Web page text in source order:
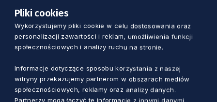
Zobacz również
Pliki cookies
Wykorzystujemy pliki cookie w celu dostosowania oraz
personalizacji zawartości i reklam, umożliwienia funkcji
społecznościowych i analizy ruchu na stronie.
Informacje dotyczące sposobu korzystania z naszej
witryny przekazujemy partnerom w obszarach mediów
społecznościowych, reklamy oraz analizy danych.
Partnerzy mogą łączyć te informacje z innymi danymi